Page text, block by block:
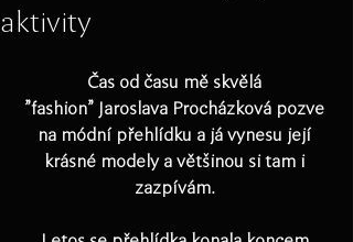
aktivity
Čas od času mě skvělá
"fashion" Jaroslava Procházková pozve
na módní přehlídku a já vynesu její
krásné modely a většinou si tam i
zazpívám.